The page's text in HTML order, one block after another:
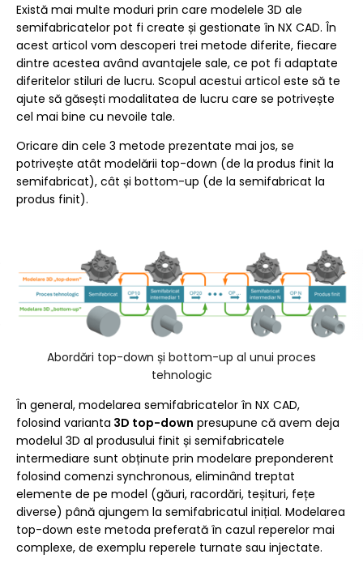
Există mai multe moduri prin care modelele 3D ale
semifabricatelor pot fi create și gestionate în NX CAD. În
acest articol vom descoperi trei metode diferite, fiecare
dintre acestea având avantajele sale, ce pot fi adaptate
diferitelor stiluri de lucru. Scopul acestui articol este să te
ajute să găsești modalitatea de lucru care se potrivește
cel mai bine cu nevoile tale.
Oricare din cele 3 metode prezentate mai jos, se
potrivește atât modelării top-down (de la produs finit la
semifabricat), cât și bottom-up (de la semifabricat la
produs finit).
Abordări top-down și bottom-up al unui proces
tehnologic
În general, modelarea semifabricatelor în NX CAD,
folosind varianta 3D top-down presupune că avem deja
modelul 3D al produsului finit și semifabricatele
intermediare sunt obținute prin modelare preponderent
folosind comenzi synchronous, eliminând treptat
elemente de pe model (găuri, racordări, teșituri, fețe
diverse) până ajungem la semifabricatul inițial. Modelarea
top-down este metoda preferată în cazul reperelor mai
complexe, de exemplu reperele turnate sau injectate.